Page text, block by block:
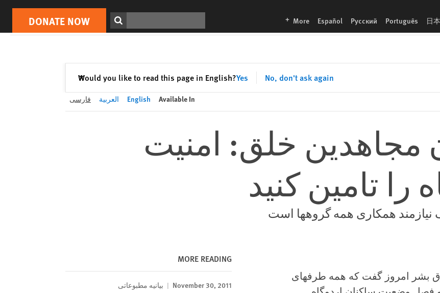
日
Português
Русский
Español
More
languages
DONATE NOW
Would you like to read this page in English?Yes No, don't ask again
✕Close
Print
DONATE NOW
Available In
English العربية فارسی
خلق: امنیت
را تامین کنید
همکاری همه گروه‏ها است
بشر امروز گفت که همه طرف‏های
MORE READING
November 30, 2011 بیانیه مطبوعاتی